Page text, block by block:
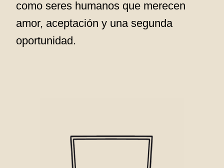
como seres humanos que merecen
amor, aceptación y una segunda
oportunidad.